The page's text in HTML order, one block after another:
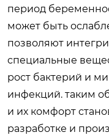
период
может быть
позволяют
специальные
рост бактерий и
инфекций. таким
и их комфорт
разработке и